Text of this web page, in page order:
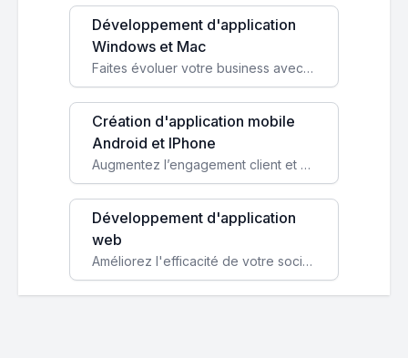
Développement d'application
Windows et Mac
Faites évoluer votre business avec des solutions logicielles personnalisées, parfaitement adaptées à vos besoins spécifiques.
Création d'application mobile
Android et IPhone
Augmentez l’engagement client et simplifiez vos processus avec une application mobile sur mesure, disponible sur iOS et Android.
Développement d'application
web
Améliorez l'efficacité de votre société avec une application web personnalisée accessible partout et tout le temps.